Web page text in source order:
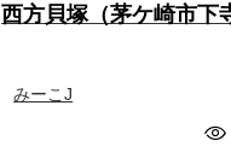
西方貝塚（茅ケ崎市下
みーこJ